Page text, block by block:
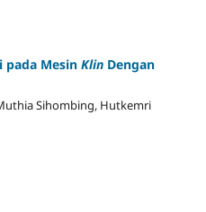
pada Mesin Klin Dengan
Sihombing, Hutkemri